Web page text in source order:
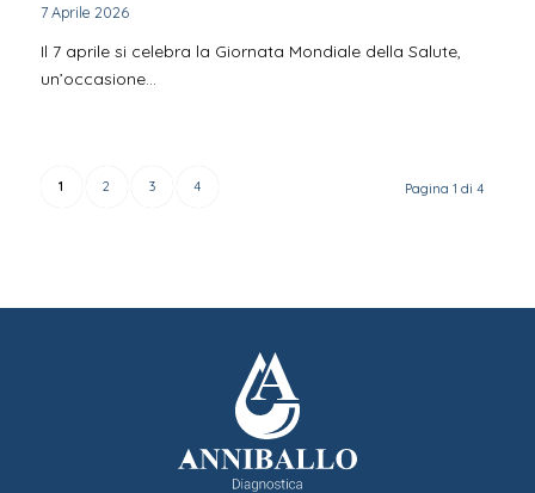
7 Aprile 2026
Il 7 aprile si celebra la Giornata Mondiale della Salute,
un’occasione…
Pagina 1 di 4
1 2 3 4